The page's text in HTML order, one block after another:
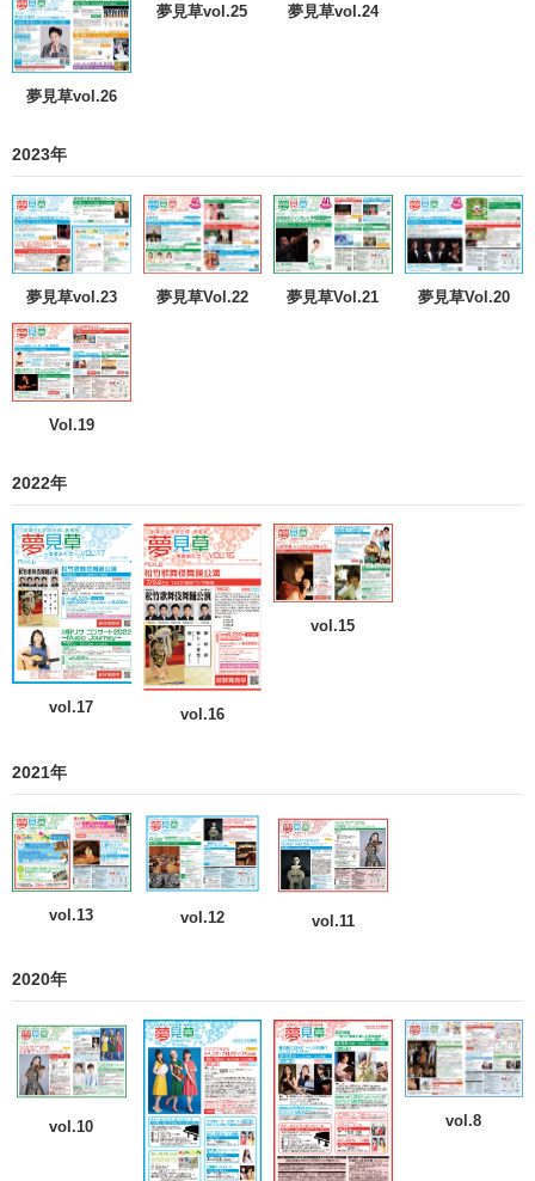
夢見草vol.26
夢見草vol.25 夢見草vol.24
2023年
夢見草vol.23 夢見草Vol.22 夢見草Vol.21 夢見草Vol.20
Vol.19
2022年
vol.17 vol.16
vol.15
2021年
vol.13 vol.12 vol.11
2020年
vol.10 vol.8